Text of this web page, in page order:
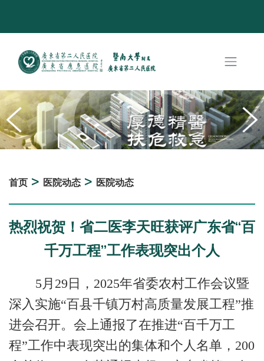
首页 > 医院动态 > 医院动态
热烈祝贺！省二医李天旺获评广东省“百
千万工程”工作表现突出个人
5 月 29日， 2025年省委农村工作会议暨
深入实施“百县千镇万村高质量发展工程”推
进会召开。会上通报了在推进“百千万工
程”工作中表现突出的集体和个人名单， 200